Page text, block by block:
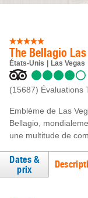
The Bellagio
États-Unis Las Vegas
(15687) Évaluations
Emblème de Las
Bellagio,
une multitude de
Dates &
prix